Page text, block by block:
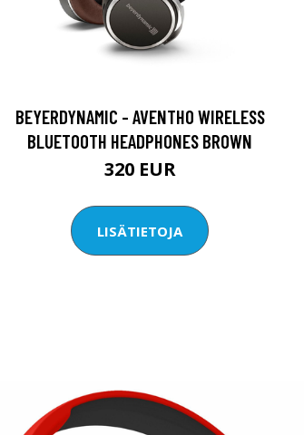
BEYERDYNAMIC - AVENTHO WIRELESS
BLUETOOTH HEADPHONES BROWN
320 EUR
LISÄTIETOJA